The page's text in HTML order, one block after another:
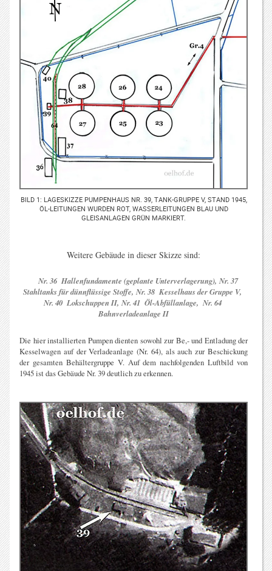
BILD 1: LAGESKIZZE PUMPENHAUS NR. 39, TANK-GRUPPE V, STAND 1945,
ÖL-LEITUNGEN WURDEN ROT, WASSERLEITUNGEN BLAU UND
GLEISANLAGEN GRÜN MARKIERT.
Weitere Gebäude in dieser Skizze sind:
Nr. 36 Hallenfundamente (geplante Unterverlagerung), Nr. 37
Stahltanks für dünnflüssige Stoffe, Nr. 38 Kesselhaus der Gruppe V,
Nr. 40 Lokschuppen II, Nr. 41 Öl-Abfüllanlage, Nr. 64
Bahnverladeanlage II
Die hier installierten Pumpen dienten sowohl zur Be,- und Entladung der
Kesselwagen auf der Verladeanlage (Nr. 64), als auch zur Beschickung
der gesamten Behältergruppe V. Auf dem nachfolgenden Luftbild von
1945 ist das Gebäude Nr. 39 deutlich zu erkennen.